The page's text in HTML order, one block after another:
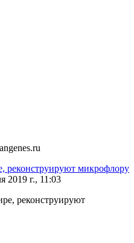
реконструируют микрофлору
2019 г., 11:03